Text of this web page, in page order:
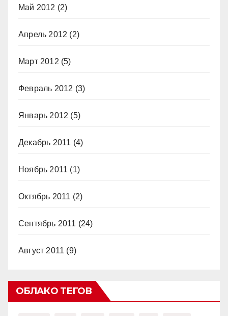
Май 2012 (2)
Апрель 2012 (2)
Март 2012 (5)
Февраль 2012 (3)
Январь 2012 (5)
Декабрь 2011 (4)
Ноябрь 2011 (1)
Октябрь 2011 (2)
Сентябрь 2011 (24)
Август 2011 (9)
ОБЛАКО ТЕГОВ